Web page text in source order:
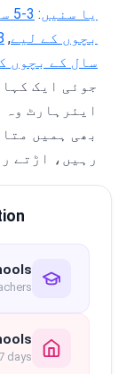
یا سنیں: 3-5 سال کے بچوں کے لیے
بچوں کے لیے,
8-10
سال کے بچوں
جوئی ایک
ایئرہارٹ
بھی ہمیں
رہیں، اڑتے
days